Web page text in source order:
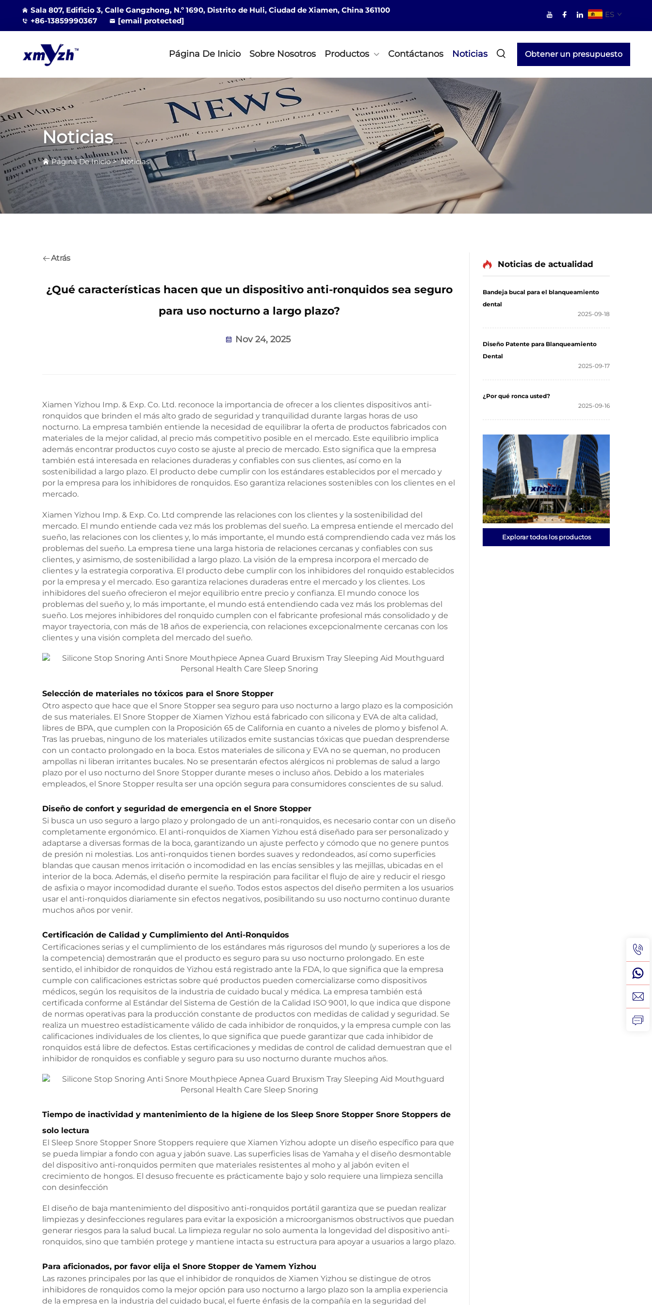
Sala 807, Edificio 3, Calle Gangzhong, N.º 1690, Distrito de Huli, Ciudad de Xiamen, China 361100
+86-13859990367
[email protected]
ES
Página De Inicio Sobre Nosotros Productos Contáctanos Noticias Obtener un presupuesto
Noticias
Página De Inicio>Noticias
Atrás
¿Qué características hacen que un dispositivo anti-ronquidos sea seguro
para uso nocturno a largo plazo?
Nov 24, 2025
Xiamen Yizhou Imp. & Exp. Co. Ltd. reconoce la importancia de ofrecer a los clientes dispositivos anti-
ronquidos que brinden el más alto grado de seguridad y tranquilidad durante largas horas de uso
nocturno. La empresa también entiende la necesidad de equilibrar la oferta de productos fabricados con
materiales de la mejor calidad, al precio más competitivo posible en el mercado. Este equilibrio implica
además encontrar productos cuyo costo se ajuste al precio de mercado. Esto significa que la empresa
también está interesada en relaciones duraderas y confiables con sus clientes, así como en la
sostenibilidad a largo plazo. El producto debe cumplir con los estándares establecidos por el mercado y
por la empresa para los inhibidores de ronquidos. Eso garantiza relaciones sostenibles con los clientes en el
mercado.
Xiamen Yizhou Imp. & Exp. Co. Ltd comprende las relaciones con los clientes y la sostenibilidad del
mercado. El mundo entiende cada vez más los problemas del sueño. La empresa entiende el mercado del
sueño, las relaciones con los clientes y, lo más importante, el mundo está comprendiendo cada vez más los
problemas del sueño. La empresa tiene una larga historia de relaciones cercanas y confiables con sus
clientes, y asimismo, de sostenibilidad a largo plazo. La visión de la empresa incorpora el mercado de
clientes y la estrategia corporativa. El producto debe cumplir con los inhibidores del ronquido establecidos
por la empresa y el mercado. Eso garantiza relaciones duraderas entre el mercado y los clientes. Los
inhibidores del sueño ofrecieron el mejor equilibrio entre precio y confianza. El mundo conoce los
problemas del sueño y, lo más importante, el mundo está entendiendo cada vez más los problemas del
sueño. Los mejores inhibidores del ronquido cumplen con el fabricante profesional más consolidado y de
mayor trayectoria, con más de 18 años de experiencia, con relaciones excepcionalmente cercanas con los
clientes y una visión completa del mercado del sueño.
Selección de materiales no tóxicos para el Snore Stopper
Otro aspecto que hace que el Snore Stopper sea seguro para uso nocturno a largo plazo es la composición
de sus materiales. El Snore Stopper de Xiamen Yizhou está fabricado con silicona y EVA de alta calidad,
libres de BPA, que cumplen con la Proposición 65 de California en cuanto a niveles de plomo y bisfenol A.
Tras las pruebas, ninguno de los materiales utilizados emite sustancias tóxicas que puedan desprenderse
con un contacto prolongado en la boca. Estos materiales de silicona y EVA no se queman, no producen
ampollas ni liberan irritantes bucales. No se presentarán efectos alérgicos ni problemas de salud a largo
plazo por el uso nocturno del Snore Stopper durante meses o incluso años. Debido a los materiales
empleados, el Snore Stopper resulta ser una opción segura para consumidores conscientes de su salud.
Diseño de confort y seguridad de emergencia en el Snore Stopper
Si busca un uso seguro a largo plazo y prolongado de un anti-ronquidos, es necesario contar con un diseño
completamente ergonómico. El anti-ronquidos de Xiamen Yizhou está diseñado para ser personalizado y
adaptarse a diversas formas de la boca, garantizando un ajuste perfecto y cómodo que no genere puntos
de presión ni molestias. Los anti-ronquidos tienen bordes suaves y redondeados, así como superficies
blandas que causan menos irritación o incomodidad en las encías sensibles y las mejillas, ubicadas en el
interior de la boca. Además, el diseño permite la respiración para facilitar el flujo de aire y reducir el riesgo
de asfixia o mayor incomodidad durante el sueño. Todos estos aspectos del diseño permiten a los usuarios
usar el anti-ronquidos diariamente sin efectos negativos, posibilitando su uso nocturno continuo durante
muchos años por venir.
Certificación de Calidad y Cumplimiento del Anti-Ronquidos
Certificaciones serias y el cumplimiento de los estándares más rigurosos del mundo (y superiores a los de
la competencia) demostrarán que el producto es seguro para su uso nocturno prolongado. En este
sentido, el inhibidor de ronquidos de Yizhou está registrado ante la FDA, lo que significa que la empresa
cumple con calificaciones estrictas sobre qué productos pueden comercializarse como dispositivos
médicos, según los requisitos de la industria de cuidado bucal y médica. La empresa también está
certificada conforme al Estándar del Sistema de Gestión de la Calidad ISO 9001, lo que indica que dispone
de normas operativas para la producción constante de productos con medidas de calidad y seguridad. Se
realiza un muestreo estadísticamente válido de cada inhibidor de ronquidos, y la empresa cumple con las
calificaciones individuales de los clientes, lo que significa que puede garantizar que cada inhibidor de
ronquidos está libre de defectos. Estas certificaciones y medidas de control de calidad demuestran que el
inhibidor de ronquidos es confiable y seguro para su uso nocturno durante muchos años.
Tiempo de inactividad y mantenimiento de la higiene de los Sleep Snore Stopper Snore Stoppers de
solo lectura
El Sleep Snore Stopper Snore Stoppers requiere que Xiamen Yizhou adopte un diseño específico para que
se pueda limpiar a fondo con agua y jabón suave. Las superficies lisas de Yamaha y el diseño desmontable
del dispositivo anti-ronquidos permiten que materiales resistentes al moho y al jabón eviten el
crecimiento de hongos. El desuso frecuente es prácticamente bajo y solo requiere una limpieza sencilla
con desinfección
El diseño de baja mantenimiento del dispositivo anti-ronquidos portátil garantiza que se puedan realizar
limpiezas y desinfecciones regulares para evitar la exposición a microorganismos obstructivos que puedan
generar riesgos para la salud bucal. La limpieza regular no solo aumenta la longevidad del dispositivo anti-
ronquidos, sino que también protege y mantiene intacta su estructura para apoyar a usuarios a largo plazo.
Para aficionados, por favor elija el Snore Stopper de Yamem Yizhou
Las razones principales por las que el inhibidor de ronquidos de Xiamen Yizhou se distingue de otros
inhibidores de ronquidos como la mejor opción para uso nocturno a largo plazo son la amplia experiencia
de la empresa en la industria del cuidado bucal, el fuerte énfasis de la compañía en la seguridad del
Noticias de actualidad
Bandeja bucal para el blanqueamiento
dental
2025-09-18
Diseño Patente para Blanqueamiento
Dental
2025-09-17
¿Por qué ronca usted?
2025-09-16
Explorar todos los productos